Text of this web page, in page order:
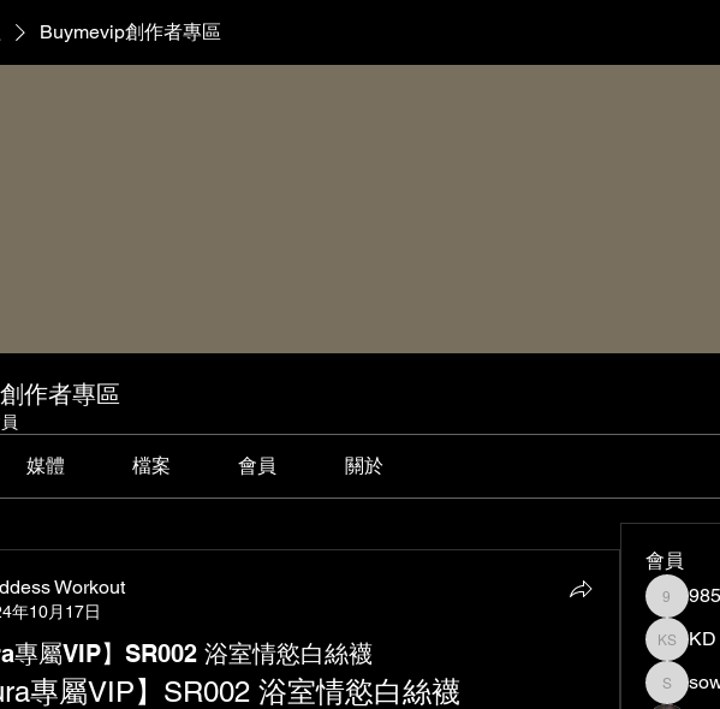
Buymevip創作者專區
作者專區
媒體 檔案 會員 關於
Workout
年10月17日
專屬VIP】SR002 浴室情慾白絲襪
專屬VIP】SR002 浴室情慾白絲襪
會員
KD
KD